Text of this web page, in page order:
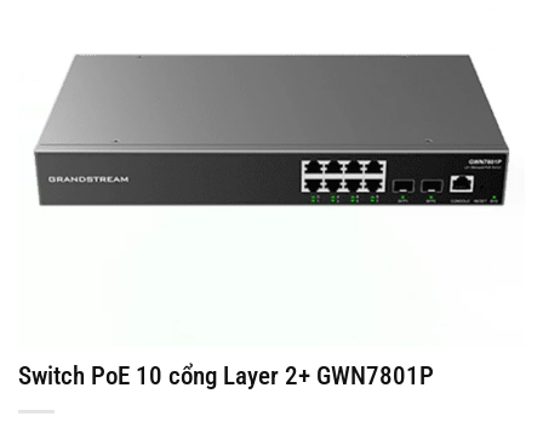
Switch PoE 10 cổng Layer 2+ GWN7801P